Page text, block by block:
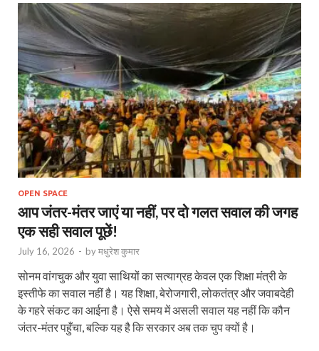
OPEN SPACE
आप जंतर-मंतर जाएं या नहीं, पर दो गलत सवाल की जगह
एक सही सवाल पूछें!
July 16, 2026 - byमधुरेश कुमार
सोनम वांगचुक और युवा साथियों का सत्याग्रह केवल एक शिक्षा मंत्री के
इस्तीफे का सवाल नहीं है। यह शिक्षा, बेरोजगारी, लोकतंत्र और जवाबदेही
के गहरे संकट का आईना है। ऐसे समय में असली सवाल यह नहीं कि कौन
जंतर-मंतर पहुँचा, बल्कि यह है कि सरकार अब तक चुप क्यों है।